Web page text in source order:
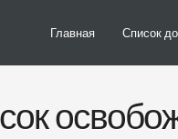
Главная Список